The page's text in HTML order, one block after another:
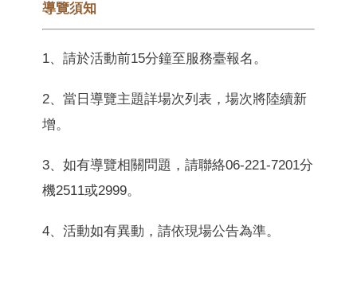
導覽須知
1、請於活動前15分鐘至服務臺報名。
2、當日導覽主題詳場次列表，場次將陸續新
增。
3、如有導覽相關問題，請聯絡06-221-7201分
機2511或2999。
4、活動如有異動，請依現場公告為準。